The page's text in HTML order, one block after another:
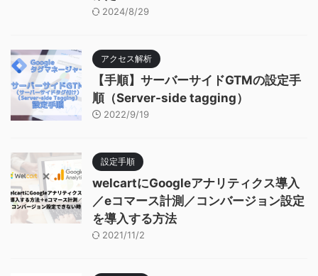
2024/8/29
アクセス解析
【手順】サーバーサイドGTMの設定手
順（Server-side tagging）
2022/9/19
設定手順
welcartにGoogleアナリティクス導入
／eコマース計測／コンバージョン設定
を導入する方法
2021/11/2